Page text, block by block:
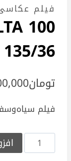
فیلم
100
135/36
تومان
فیلم سیاه‌و‌سفید
ILFORD
DELTA